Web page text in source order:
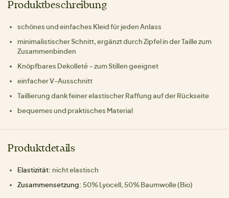
Produktbeschreibung
schönes und einfaches Kleid für jeden Anlass
minimalistischer Schnitt, ergänzt durch Zipfel in der Taille zum
Zusammenbinden
Knöpfbares Dekolleté – zum Stillen geeignet
einfacher V-Ausschnitt
Taillierung dank feiner elastischer Raffung auf der Rückseite
bequemes und praktisches Material
Produktdetails
Elastizität: nicht elastisch
Zusammensetzung: 50% Lyocell, 50% Baumwolle (Bio)